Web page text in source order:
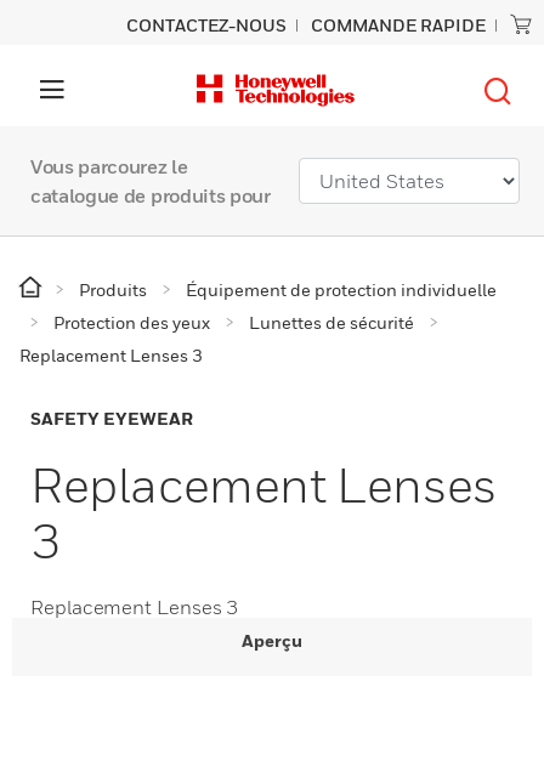
CONTACTEZ-NOUS COMMANDE RAPIDE
Vous parcourez le
catalogue de produits pour
Produits
Équipement de protection individuelle
Protection des yeux
Lunettes de sécurité
Replacement Lenses 3
SAFETY EYEWEAR
Replacement Lenses
3
Replacement Lenses 3
Aperçu